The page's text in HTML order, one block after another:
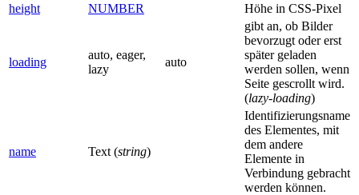
height
NUMBER Höhe in CSS-Pixel
loading
auto, eager,
lazy
auto
gibt an, ob Bilder
bevorzugt oder erst
später geladen
werden sollen, wenn
Seite gescrollt wird.
(lazy-loading)
name Text (string)
Identifizierungsname
des Elementes, mit
dem andere
Elemente in
Verbindung gebracht
werden können.